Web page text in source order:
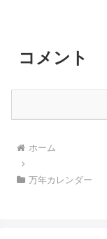
コメント
ホーム
万年カレンダー